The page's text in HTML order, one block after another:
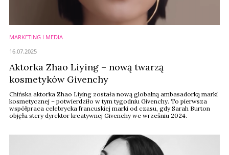
MARKETING I MEDIA
Aktorka Zhao Liying – nową twarzą
kosmetyków Givenchy
Chińska aktorka Zhao Liying została nową globalną ambasadorką marki
kosmetycznej – potwierdziło w tym tygodniu Givenchy. To pierwsza
współpraca celebrycka francuskiej marki od czasu, gdy Sarah Burton
objęła stery dyrektor kreatywnej Givenchy we wrześniu 2024.
16.07.2025